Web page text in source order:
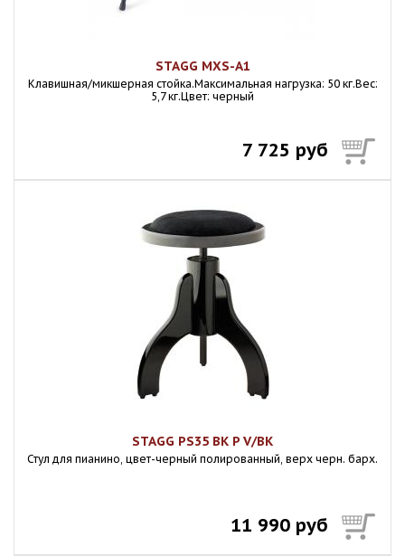
STAGG MXS-A1
Клавишная/микшерная стойка.Максимальная нагрузка: 50 кг.Вес:
5,7 кг.Цвет: черный
7 725 руб
STAGG PS35 BK P V/BK
Стул для пианино, цвет-черный полированный, верх черн. барх.
11 990 руб